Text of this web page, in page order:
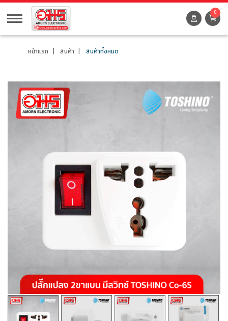
0
หน้าแรก สินค้า สินค้าทั้งหมด